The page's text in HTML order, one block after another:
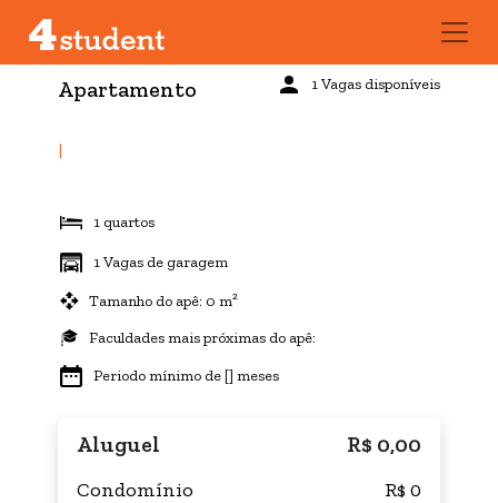
Apartamento
|
1 quartos
1 Vagas disponíveis
1 Vagas de garagem
Tamanho do apê: 0 m²
Faculdades mais próximas do apê:
Periodo mínimo de [] meses
Aluguel R$ 0,00
Condomínio
R$ 0